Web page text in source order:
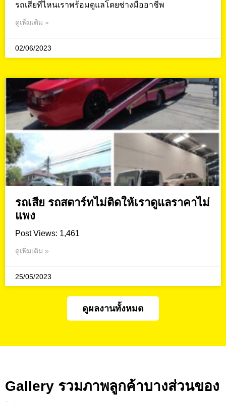
รถเสียที่ไหนเราพร้อมดูแลโดยช่างมืออาชีพ
ดูเพิ่มเติม »
02/06/2023
รถเสีย รถสตาร์ทไม่ติดให้เราดูแลราคาไม่
แพง
Post Views: 1,461
ดูเพิ่มเติม »
25/05/2023
ดูผลงานทั้งหมด
Gallery รวมภาพลูกค้าบางส่วนของ